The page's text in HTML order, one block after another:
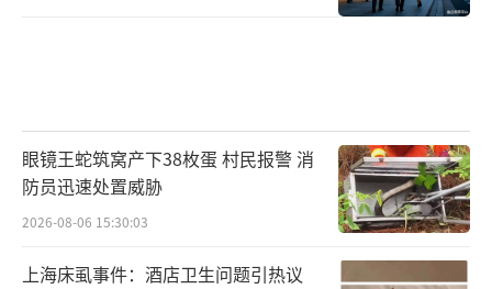
眼镜王蛇筑窝产下38枚蛋 村民报警 消
防员迅速处置威胁
2026-08-06 15:30:03
上海床虱事件：酒店卫生问题引热议